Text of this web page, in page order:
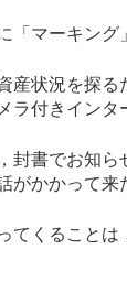
マーキング
状況を探る
ラ付きインタ
書でお知ら
がかかって来
くることは